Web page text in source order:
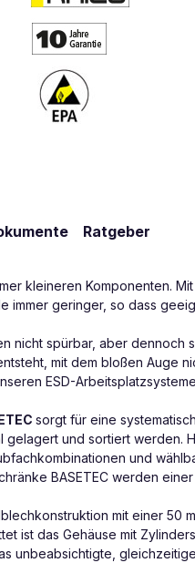
Ratgeber
kleineren Komponenten.
immer geringer, so dass
nicht spürbar, aber
mit dem bloßen Auge
ESD-
sorgt für eine
und sortiert
und
BASETEC werden
mit einer
ist das Gehäuse mit
unbeabsichtigte,